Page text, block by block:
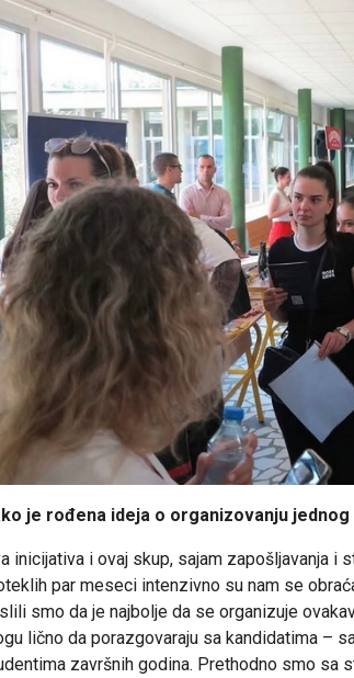
je rođena ideja o organizovanju
inicijativa i ovaj skup, sajam zapošljavanja i
par meseci intenzivno su nam se
smo da je najbolje da se organizuje
lično da porazgovaraju sa kandidatima –
završnih godina. Prethodno smo sa